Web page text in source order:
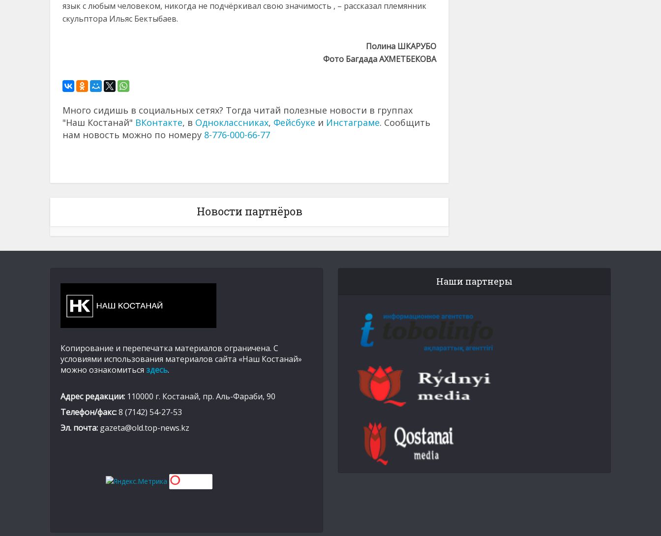
язык с любым человеком, никогда не подчёркивал свою значимость , – рассказал племянник
скульптора Ильяс Бектыбаев.
Полина ШКАРУБО
Фото Багдада АХМЕТБЕКОВА
Много сидишь в социальных сетях? Тогда читай полезные новости в группах
"Наш Костанай" ВКонтакте, в Одноклассниках, Фейсбуке и Инстаграме. Сообщить
нам новость можно по номеру 8-776-000-66-77
Новости партнёров
Копирование и перепечатка материалов ограничена. С
условиями использования материалов сайта «Наш Костанай»
можно ознакомиться здесь.
Адрес редакции: 110000 г. Костанай, пр. Аль-Фараби, 90
Телефон/факс:8 (7142) 54-27-53
Эл. почта: gazeta@old.top-news.kz
Наши партнеры